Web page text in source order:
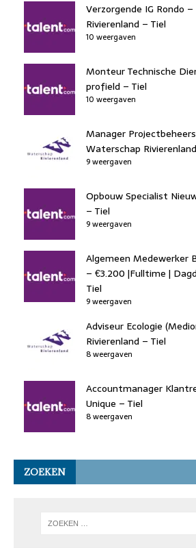
Verzorgende IG Rondo –
Rivierenland – Tiel
10 weergaven
Monteur Technische
profield – Tiel
10 weergaven
Manager
Waterschap
9 weergaven
Opbouw Specialist
– Tiel
9 weergaven
Algemeen Medewerker
– €3.200 |Fulltime |
Tiel
9 weergaven
Adviseur Ecologie
Rivierenland – Tiel
8 weergaven
Accountmanager
Unique – Tiel
8 weergaven
ZOEKEN